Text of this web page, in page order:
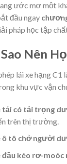
ước mơ một
đầu ngay
pháp học tập
Nên
lái xe hạng C1
khu vực vận
tải có tải trọng
trên thị trường.
ô tô chở người
đầu kéo rơ-moóc